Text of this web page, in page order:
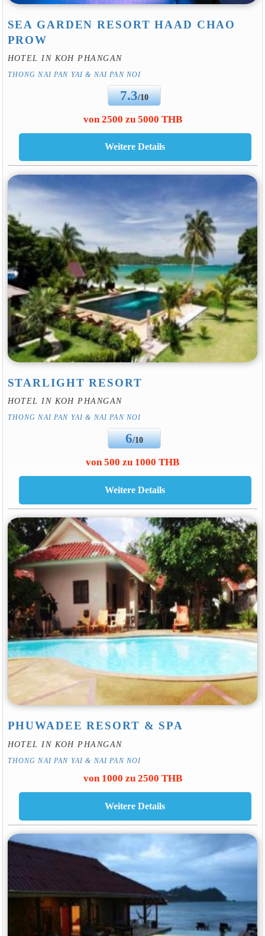
SEA GARDEN RESORT HAAD CHAO
PROW
HOTEL IN KOH PHANGAN
THONG NAI PAN YAI & NAI PAN NOI
7.3/10
von 2500 zu 5000 THB
STARLIGHT RESORT
HOTEL IN KOH PHANGAN
THONG NAI PAN YAI & NAI PAN NOI
6/10
von 500 zu 1000 THB
PHUWADEE RESORT & SPA
HOTEL IN KOH PHANGAN
THONG NAI PAN YAI & NAI PAN NOI
von 1000 zu 2500 THB